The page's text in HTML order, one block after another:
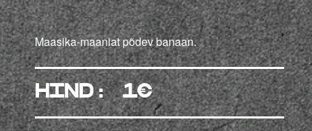
Maasika-maaniat põdev banaan.
HIND: 1€